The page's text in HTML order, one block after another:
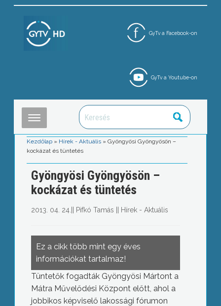
GyTv a Facebook-on
GyTv a Youtube-on
Kezdőlap » Hírek - Aktuális »Gyöngyösi Gyöngyösön –
kockázat és tüntetés
Gyöngyösi Gyöngyösön –
kockázat és tüntetés
2013. 04. 24. Pifkó Tamás Hírek - Aktuális
Ez a cikk több mint egy éves
információkat tartalmaz!
Tüntetők fogadták Gyöngyösi Mártont a
Mátra Művelődési Központ előtt, ahol a
jobbikos képviselő lakossági fórumon